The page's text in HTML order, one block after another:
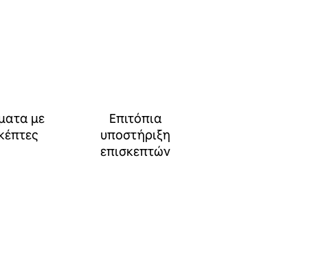
με
Επιτόπια
υποστήριξη
επισκεπτών